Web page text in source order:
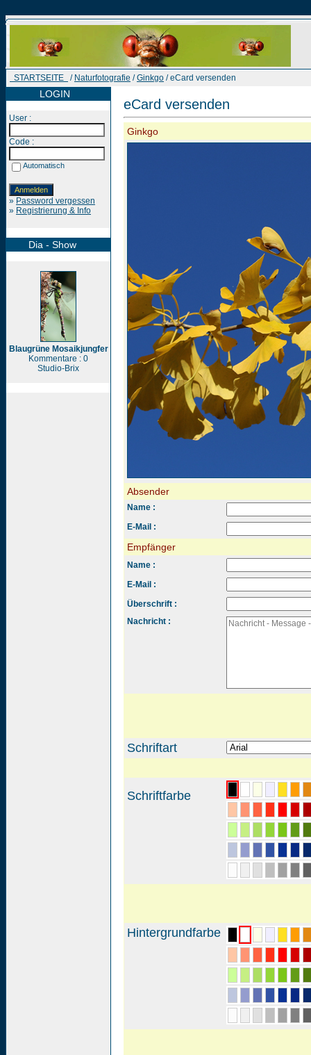
STARTSEITE / Naturfotografie /Ginkgo / eCard versenden
LOGIN
User :
Code :
Automatisch
» Password vergessen
» Registrierung & Info
Dia - Show
Blaugrüne Mosaikjungfer
Kommentare : 0
Studio-Brix
eCard versenden
Ginkgo
Absender
Name :
E-Mail :
Empfänger
Name :
E-Mail :
Überschrift :
Nachricht :
Schriftart
Schriftfarbe
Hintergrundfarbe